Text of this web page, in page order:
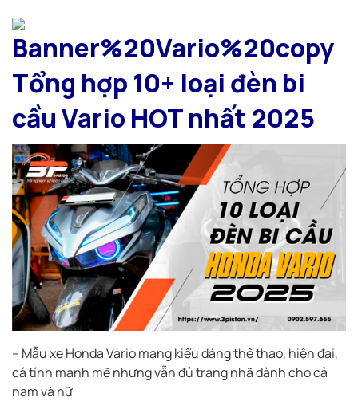
Tổng hợp 10+ loại đèn bi
cầu Vario HOT nhất 2025
– Mẫu xe Honda Vario mang kiểu dáng thể thao, hiện đại,
cá tính mạnh mẽ nhưng vẫn đủ trang nhã dành cho cả
nam và nữ